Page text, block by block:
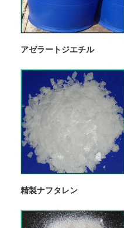
アゼラートジエチル
精製ナフタレン